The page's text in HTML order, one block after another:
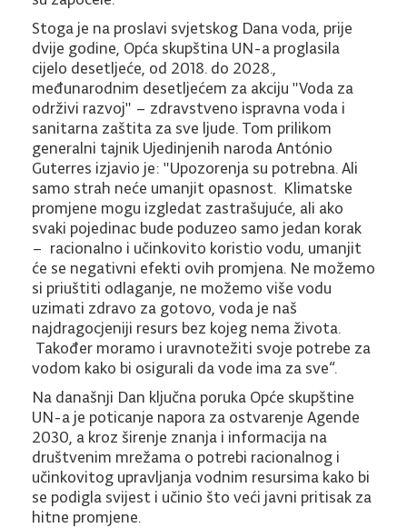
Stoga je na proslavi svjetskog Dana voda, prije
dvije godine, Opća skupština UN-a proglasila
cijelo desetljeće, od 2018. do 2028.,
međunarodnim desetljećem za akciju "Voda za
održivi razvoj" – zdravstveno ispravna voda i
sanitarna zaštita za sve ljude. Tom prilikom
generalni tajnik Ujedinjenih naroda António
Guterres izjavio je: "Upozorenja su potrebna. Ali
samo strah neće umanjit opasnost. Klimatske
promjene mogu izgledat zastrašujuće, ali ako
svaki pojedinac bude poduzeo samo jedan korak
– racionalno i učinkovito koristio vodu, umanjit
će se negativni efekti ovih promjena. Ne možemo
si priuštiti odlaganje, ne možemo više vodu
uzimati zdravo za gotovo, voda je naš
najdragocjeniji resurs bez kojeg nema života.
Također moramo i uravnotežiti svoje potrebe za
vodom kako bi osigurali da vode ima za sve“.
Na današnji Dan ključna poruka Opće skupštine
UN-a je poticanje napora za ostvarenje Agende
2030, a kroz širenje znanja i informacija na
društvenim mrežama o potrebi racionalnog i
učinkovitog upravljanja vodnim resursima kako bi
se podigla svijest i učinio što veći javni pritisak za
hitne promjene.